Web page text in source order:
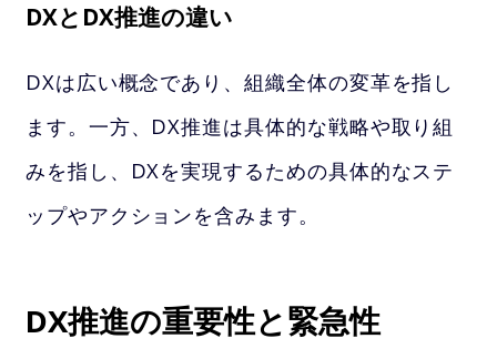
DXとDX推進の違い
DXは広い概念であり、組織全体の変革を指し
ます。一方、DX推進は具体的な戦略や取り組
みを指し、DXを実現するための具体的なステ
ップやアクションを含みます。
DX推進の重要性と緊急性